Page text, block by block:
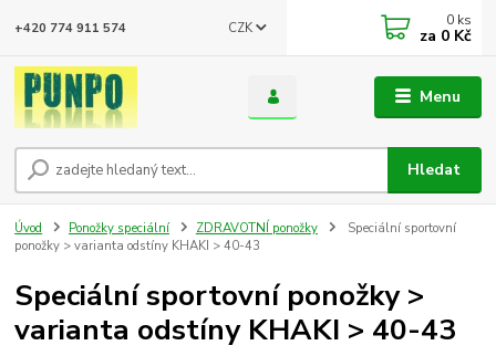
Menu
CZK
Hledat
+420 774 911 574 0 ks
za 0 Kč
Úvod Ponožky speciální ZDRAVOTNÍ ponožky
Speciální sportovní
ponožky > varianta odstíny KHAKI > 40-43
Speciální sportovní ponožky >
varianta odstíny KHAKI > 40-43